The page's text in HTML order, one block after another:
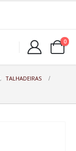
0
,
TALHADEIRAS